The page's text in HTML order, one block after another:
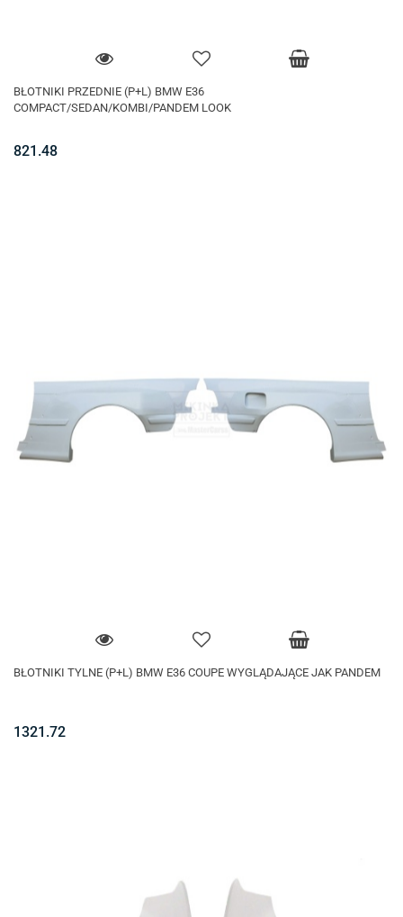
BŁOTNIKI PRZEDNIE (P+L) BMW E36
COMPACT/SEDAN/KOMBI/PANDEM LOOK
821.48
BŁOTNIKI TYLNE (P+L) BMW E36 COUPE WYGLĄDAJĄCE JAK PANDEM
1321.72